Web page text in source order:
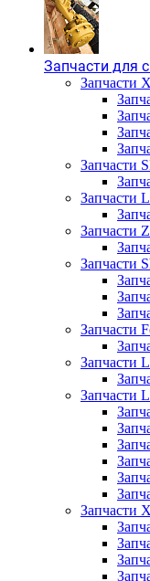
Запчасти для
Запчасти
Запчасти
Запчасти
Запчасти
Запчасти
Запчасти
Запчасти
Запчасти
Запчасти